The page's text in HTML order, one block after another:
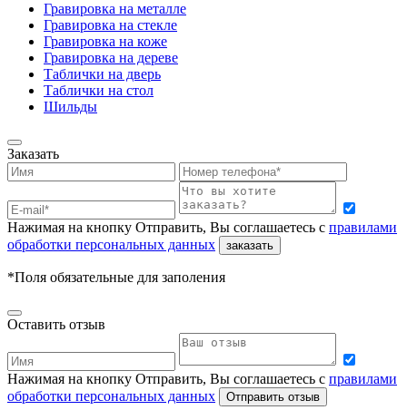
Гравировка на металле
Гравировка на стекле
Гравировка на коже
Гравировка на дереве
Таблички на дверь
Таблички на стол
Шильды
Заказать
Нажимая на кнопку Отправить, Вы соглашаетесь с правилами
обработки персональных данных
заказать
*Поля обязательные для заполения
Оставить отзыв
Нажимая на кнопку Отправить, Вы соглашаетесь с правилами
обработки персональных данных
Отправить отзыв